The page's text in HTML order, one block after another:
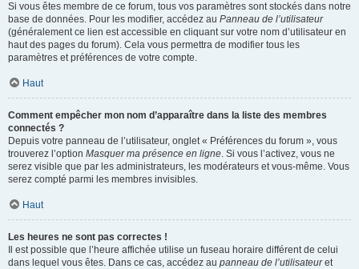
Si vous êtes membre de ce forum, tous vos paramètres sont stockés dans notre
base de données. Pour les modifier, accédez au Panneau de l’utilisateur
(généralement ce lien est accessible en cliquant sur votre nom d’utilisateur en
haut des pages du forum). Cela vous permettra de modifier tous les
paramètres et préférences de votre compte.
Haut
Comment empêcher mon nom d’apparaître dans la liste des membres
connectés ?
Depuis votre panneau de l’utilisateur, onglet « Préférences du forum », vous
trouverez l’option Masquer ma présence en ligne. Si vous l’activez, vous ne
serez visible que par les administrateurs, les modérateurs et vous-même. Vous
serez compté parmi les membres invisibles.
Haut
Les heures ne sont pas correctes !
Il est possible que l’heure affichée utilise un fuseau horaire différent de celui
dans lequel vous êtes. Dans ce cas, accédez au panneau de l’utilisateuret